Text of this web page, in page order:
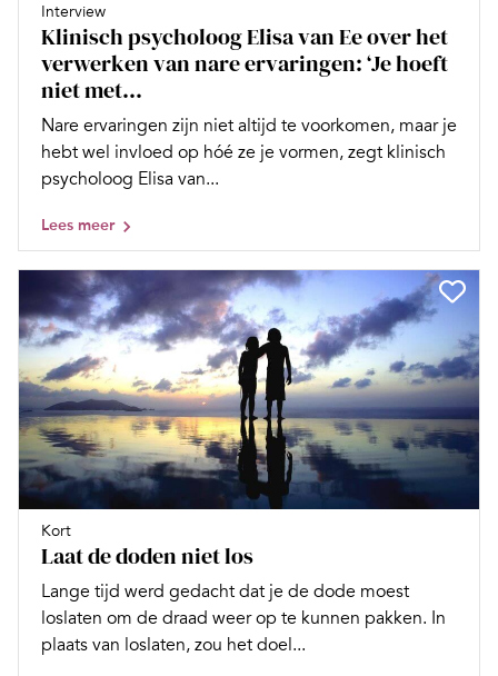
Interview
Klinisch psycholoog Elisa van Ee over het
verwerken van nare ervaringen: ‘Je hoeft
niet met...
Nare ervaringen zijn niet altijd te voorkomen, maar je
hebt wel invloed op hóé ze je vormen, zegt klinisch
psycholoog Elisa van...
Lees meer
Kort
Laat de doden niet los
Lange tijd werd gedacht dat je de dode moest
loslaten om de draad weer op te kunnen pakken. In
plaats van loslaten, zou het doel...